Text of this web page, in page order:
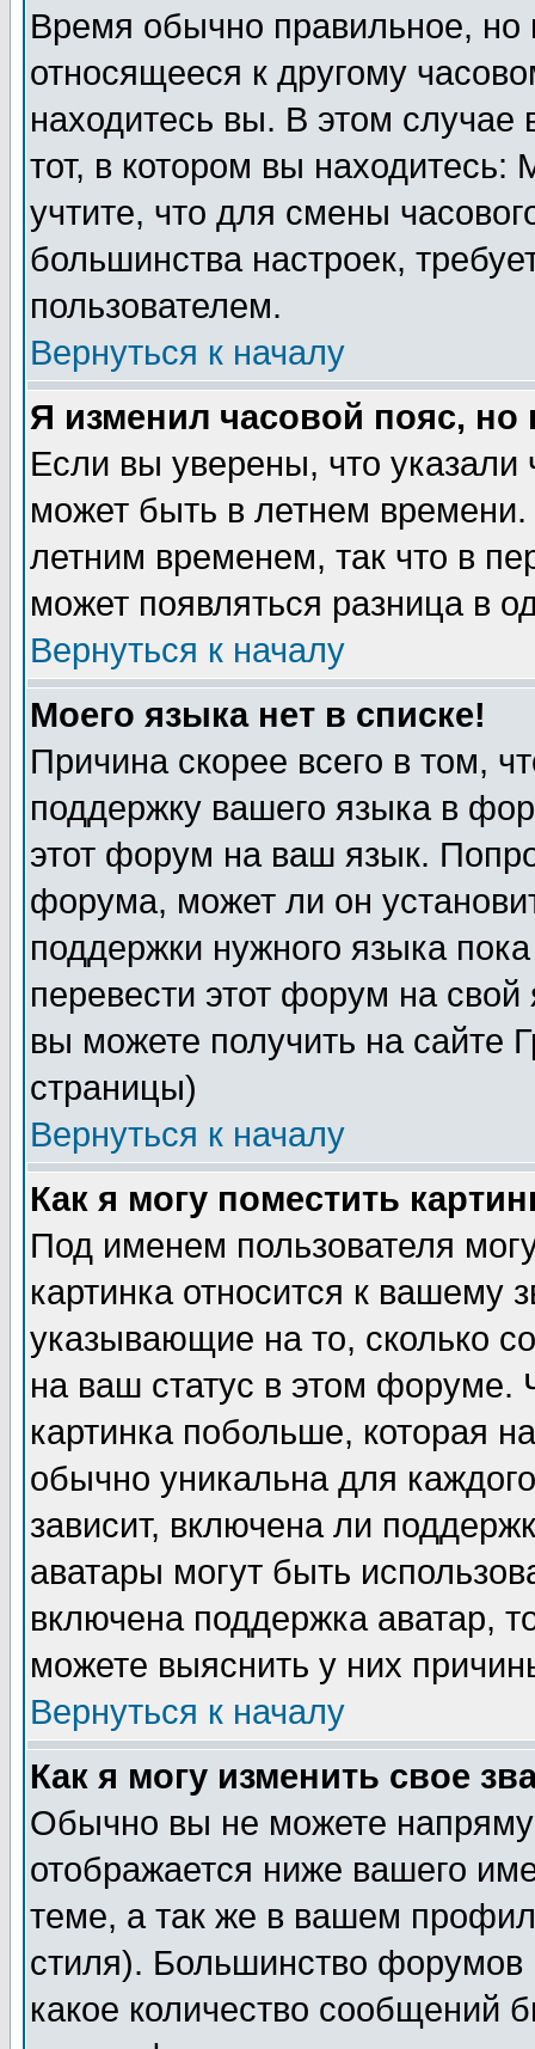
Время обычно правильное,
относящееся к другому
находитесь вы. В этом
тот, в котором вы
учтите, что для смены
большинства настроек,
пользователем.
Вернуться к началу
Я изменил часовой пояс,
Если вы уверены, что указали
может быть в летнем
летним временем, так что в
может появляться разница в
Вернуться к началу
Моего языка нет в списке!
Причина скорее всего в том,
поддержку вашего языка в
этот форум на ваш язык.
форума, может ли он
поддержки нужного языка
перевести этот форум на
вы можете получить на сайте
страницы)
Вернуться к началу
Как я могу поместить
Под именем пользователя
картинка относится к вашему
указывающие на то, сколько
на ваш статус в этом форуме.
картинка побольше, которая
обычно уникальна для
зависит, включена ли
аватары могут быть
включена поддержка аватар,
можете выяснить у них
Вернуться к началу
Как я могу изменить свое
Обычно вы не можете
отображается ниже вашего
теме, а так же в вашем
стиля). Большинство форумов
какое количество сообщений